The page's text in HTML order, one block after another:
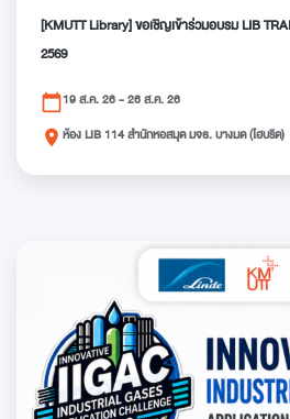
[KMUTT Library] ขอเชิญเข้าร่วมอบรม LIB
2569
calendar_today19 ส.ค. 26 - 26 ส.ค. 26
place ห้อง LIB 114 สำนักหอสมุด มจธ. บางมด (ไฮบริด)